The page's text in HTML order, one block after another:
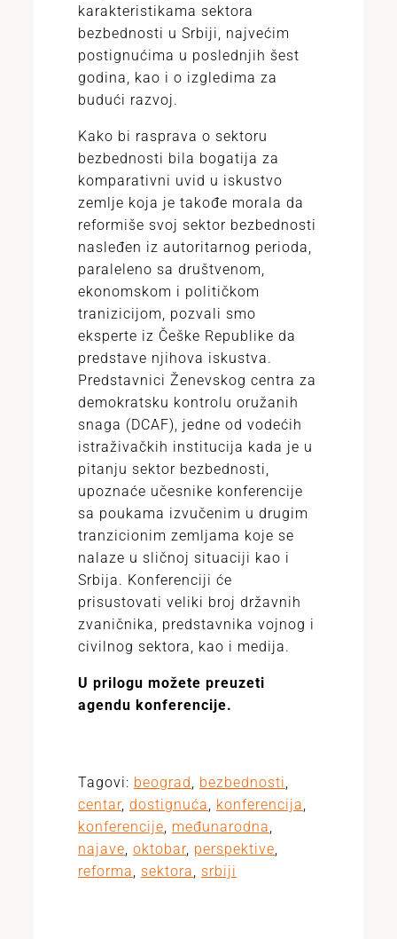
karakteristikama sektora
bezbednosti u Srbiji, najvećim
postignućima u poslednjih šest
godina, kao i o izgledima za
budući razvoj.
Kako bi rasprava o sektoru
bezbednosti bila bogatija za
komparativni uvid u iskustvo
zemlje koja je takođe morala da
reformiše svoj sektor bezbednosti
nasleđen iz autoritarnog perioda,
paraleleno sa društvenom,
ekonomskom i političkom
tranizicijom, pozvali smo
eksperte iz Češke Republike da
predstave njihova iskustva.
Predstavnici Ženevskog centra za
demokratsku kontrolu oružanih
snaga (DCAF), jedne od vodećih
istraživačkih institucija kada je u
pitanju sektor bezbednosti,
upoznaće učesnike konferencije
sa poukama izvučenim u drugim
tranzicionim zemljama koje se
nalaze u sličnoj situaciji kao i
Srbija. Konferenciji će
prisustovati veliki broj državnih
zvaničnika, predstavnika vojnog i
civilnog sektora, kao i medija.
U prilogu možete preuzeti
agendu konferencije.
Tagovi: beograd, bezbednosti,
centar, dostignuća, konferencija,
konferencije, međunarodna,
najave, oktobar, perspektive,
reforma, sektora, srbiji